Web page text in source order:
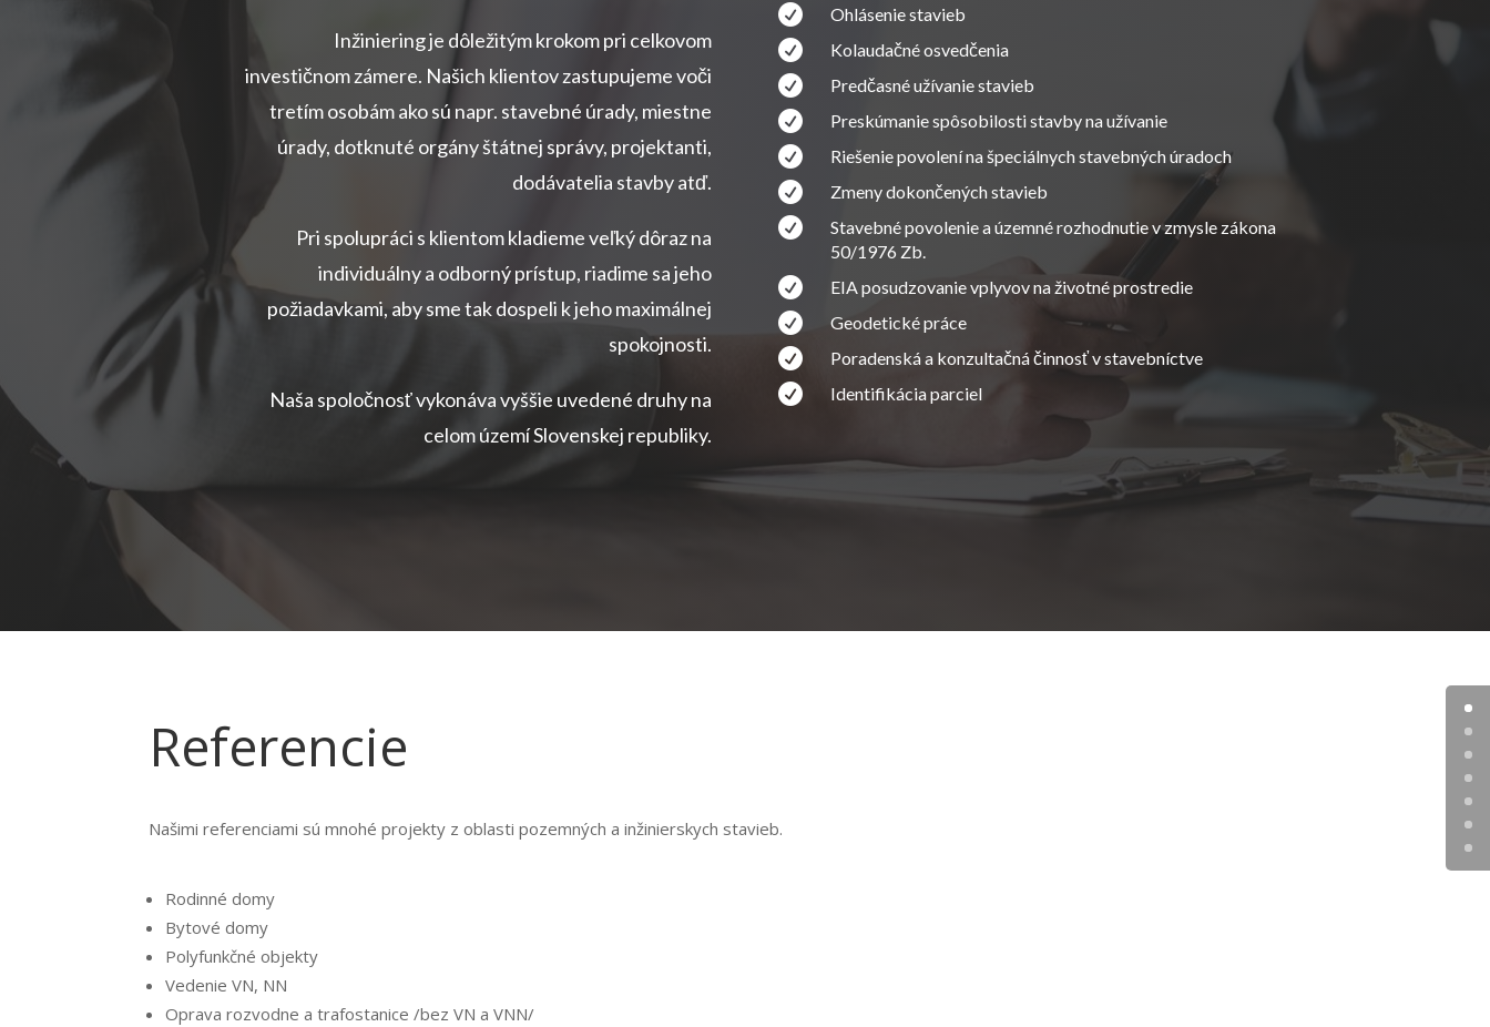
Inžiniering je dôležitým krokom pri celkovom
investičnom zámere. Našich klientov zastupujeme voči
tretím osobám ako sú napr. stavebné úrady, miestne
úrady, dotknuté orgány štátnej správy, projektanti,
dodávatelia stavby atď.
Pri spolupráci s klientom kladieme veľký dôraz na
individuálny a odborný prístup, riadime sa jeho
požiadavkami, aby sme tak dospeli k jeho maximálnej
spokojnosti.
Naša spoločnosť vykonáva vyššie uvedené druhy na
celom území Slovenskej republiky.
 Ohlásenie stavieb
 Kolaudačné osvedčenia
 Predčasné užívanie stavieb
 Preskúmanie spôsobilosti stavby na užívanie
 Riešenie povolení na špeciálnych stavebných úradoch
 Zmeny dokončených stavieb

Stavebné povolenie a územné rozhodnutie v zmysle zákona
50/1976 Zb.
 EIA posudzovanie vplyvov na životné prostredie
 Geodetické práce
 Poradenská a konzultačná činnosť v stavebníctve
 Identifikácia parciel
Referencie
Našimi referenciami sú mnohé projekty z oblasti pozemných a inžinierskych stavieb.
Rodinné domy
Bytové domy
Polyfunkčné objekty
Vedenie VN, NN
Oprava rozvodne a trafostanice /bez VN a VNN/